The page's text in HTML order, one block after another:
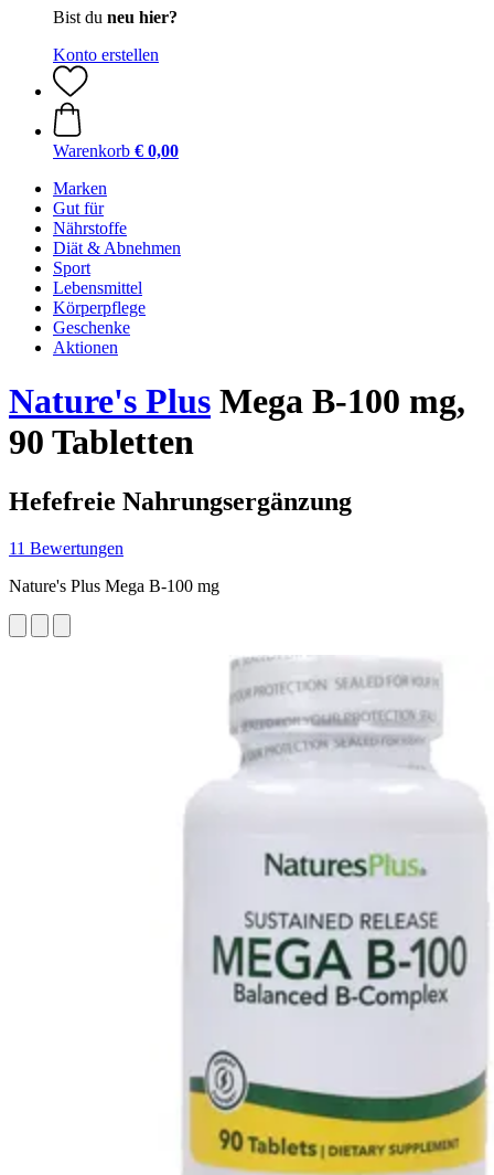
Bist du neu hier?
Konto erstellen
Warenkorb € 0,00
Marken
Gut für
Nährstoffe
Diät & Abnehmen
Sport
Lebensmittel
Körperpflege
Geschenke
Aktionen
Nature's Plus Mega B-100 mg,
90 Tabletten
Hefefreie Nahrungsergänzung
11 Bewertungen
Nature's Plus Mega B-100 mg